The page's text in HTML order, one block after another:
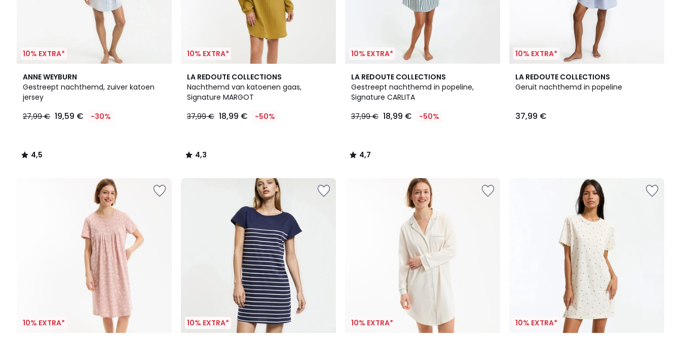
10% EXTRA*
ANNE WEYBURN
Gestreept nachthemd, zuiver katoen
jersey
27,99 € 19,59 € -30%
4,5
/ 5
4,5
/
10% EXTRA*
LA REDOUTE COLLECTIONS
Nachthemd van katoenen gaas,
Signature MARGOT
37,99 € 18,99 € -50%
4,3
/ 5
4,3
/
10% EXTRA*
LA REDOUTE COLLECTIONS
Gestreept nachthemd in popeline,
Signature CARLITA
37,99 € 18,99 € -50%
4,7
/ 5
4,7
/
10% EXTRA*
LA REDOUTE COLLECTIONS
Geruit nachthemd in popeline
37,99 €
10% EXTRA* 10% EXTRA* 10% EXTRA* 10% EXTRA*